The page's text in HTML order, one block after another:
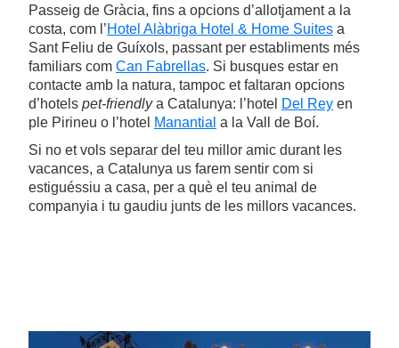
Passeig de Gràcia, fins a opcions d’allotjament a la
costa, com l’Hotel Alàbriga Hotel & Home Suites a
Sant Feliu de Guíxols, passant per establiments més
familiars com Can Fabrellas. Si busques estar en
contacte amb la natura, tampoc et faltaran opcions
d’hotels pet-friendlya Catalunya: l’hotel Del Rey en
ple Pirineu o l’hotel Manantial a la Vall de Boí.
Si no et vols separar del teu millor amic durant les
vacances, a Catalunya us farem sentir com si
estiguéssiu a casa, per a què el teu animal de
companyia i tu gaudiu junts de les millors vacances.